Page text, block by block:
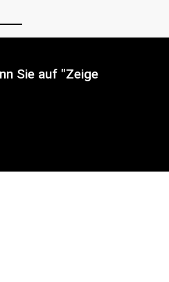
Sie auf "Zeige